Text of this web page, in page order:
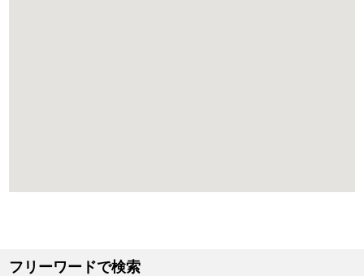
フリーワードで検索